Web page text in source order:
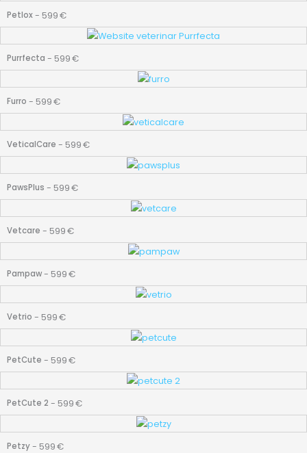
Petlox- 599€
Purrfecta - 599€
Furro - 599€
VeticalCare - 599€
PawsPlus - 599€
Vetcare - 599€
Pampaw- 599€
Vetrio - 599€
PetCute - 599€
PetCute 2 - 599€
Petzy- 599€